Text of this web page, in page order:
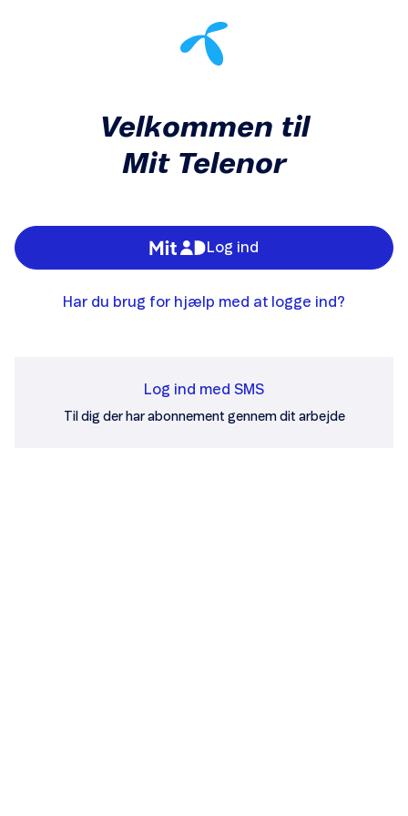
Velkommen til
Mit Telenor
Log ind
Har du brug for hjælp med at logge ind?
Log ind med SMS
Til dig der har abonnement gennem dit arbejde